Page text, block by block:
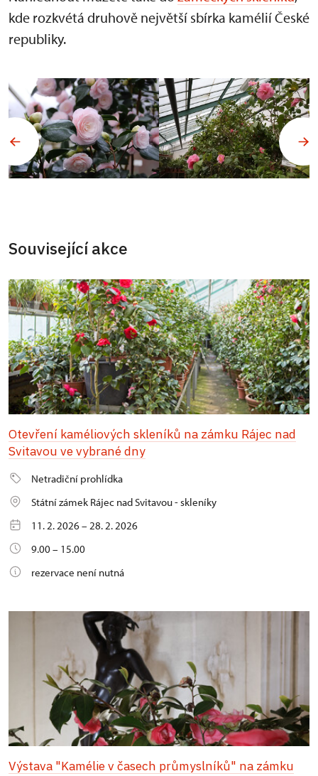
kde rozkvétá druhově největší sbírka kamélií České
republiky.
Související akce
Otevření kaméliových skleníků na zámku Rájec nad
Svitavou ve vybrané dny
Netradiční prohlídka
Státní zámek Rájec nad Svitavou - skleníky
11. 2. 2026 – 28. 2. 2026
9.00 – 15.00
rezervace není nutná
Výstava "Kamélie v časech průmyslníků" na zámku